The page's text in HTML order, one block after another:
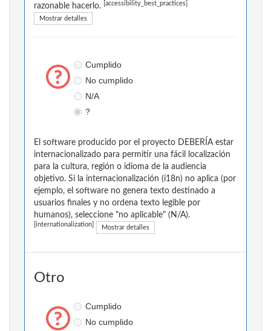
razonable hacerlo.
[accessibility_best_practices]
Mostrar detalles
Cumplido
No cumplido
N/A
?
El software producido por el proyecto DEBERÍA estar
internacionalizado para permitir una fácil localización
para la cultura, región o idioma de la audiencia
objetivo. Si la internacionalización (i18n) no aplica (por
ejemplo, el software no genera texto destinado a
usuarios finales y no ordena texto legible por
humanos), seleccione "no aplicable" (N/A).
[internationalization] Mostrar detalles
Otro
Cumplido
No cumplido